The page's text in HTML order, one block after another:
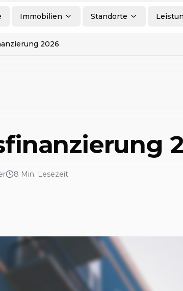
Immobilien Standorte
2026
8 Min. Lesezeit